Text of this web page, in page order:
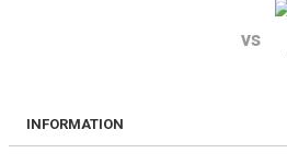
KONTAKT
vs
INFORMATION